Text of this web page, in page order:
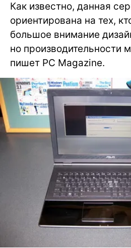
Как известно, данная
ориентирована на тех,
большое внимание
но производительности
пишет PC Magazine.